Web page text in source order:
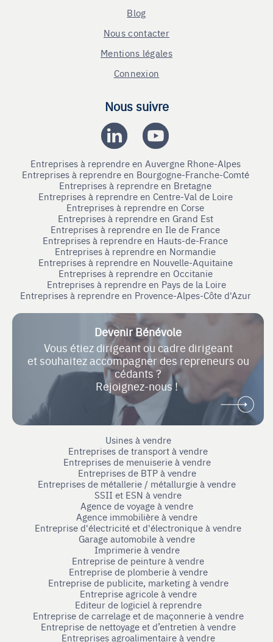
Blog
Nous contacter
Mentions légales
Connexion
Nous suivre
Entreprises à reprendre en Auvergne Rhone-Alpes
Entreprises à reprendre en Bourgogne-Franche-Comté
Entreprises à reprendre en Bretagne
Entreprises à reprendre en Centre-Val de Loire
Entreprises à reprendre en Corse
Entreprises à reprendre en Grand Est
Entreprises à reprendre en Ile de France
Entreprises à reprendre en Hauts-de-France
Entreprises à reprendre en Normandie
Entreprises à reprendre en Nouvelle-Aquitaine
Entreprises à reprendre en Occitanie
Entreprises à reprendre en Pays de la Loire
Entreprises à reprendre en Provence-Alpes-Côte d'Azur
Devenir Bénévole
Vous étiez dirigeant ou cadre dirigeant
et souhaitez accompagner des repreneurs ou
cédants ?
Rejoignez-nous !
Usines à vendre
Entreprises de transport à vendre
Entreprises de menuiserie à vendre
Entreprises de BTP à vendre
Entreprises de métallerie / métallurgie à vendre
SSII et ESN à vendre
Agence de voyage à vendre
Agence immobilière à vendre
Entreprise d'électricité et d'électronique à vendre
Garage automobile à vendre
Imprimerie à vendre
Entreprise de peinture à vendre
Entreprise de plomberie à vendre
Entreprise de publicite, marketing à vendre
Entreprise agricole à vendre
Editeur de logiciel à reprendre
Entreprise de carrelage et de maçonnerie à vendre
Entreprise de nettoyage et d’entretien à vendre
Entreprises agroalimentaire à vendre